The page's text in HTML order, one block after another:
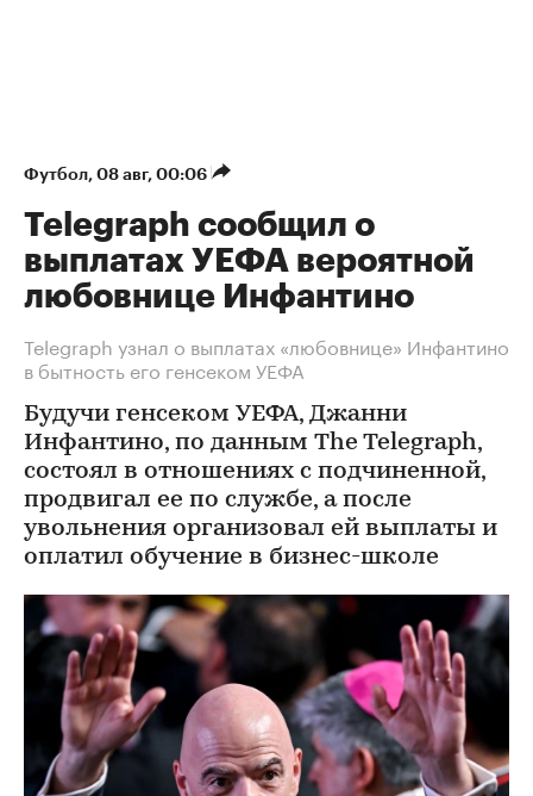
Футбол⁠, 08 авг, 00:06
Telegraph сообщил о
выплатах УЕФА вероятной
любовнице Инфантино
Telegraph узнал о выплатах «любовнице» Инфантино
в бытность его генсеком УЕФА
Будучи генсеком УЕФА, Джанни
Инфантино, по данным The Telegraph,
состоял в отношениях с подчиненной,
продвигал ее по службе, а после
увольнения организовал ей выплаты и
оплатил обучение в бизнес-школе